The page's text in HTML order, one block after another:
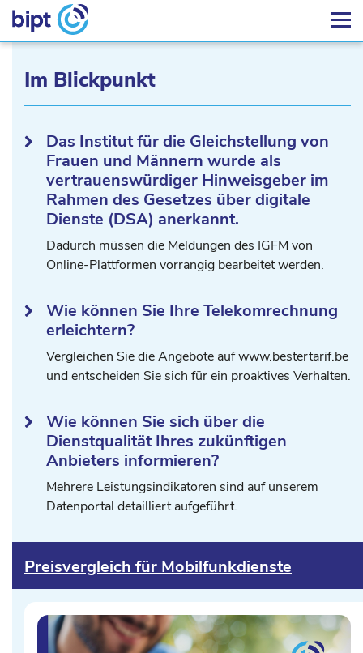
Im Blickpunkt
Das Institut für die Gleichstellung von
Frauen und Männern wurde als
vertrauenswürdiger Hinweisgeber im
Rahmen des Gesetzes über digitale
Dienste (DSA) anerkannt.
Dadurch müssen die Meldungen des IGFM von
Online-Plattformen vorrangig bearbeitet werden.
Wie können Sie Ihre Telekomrechnung
erleichtern?
Vergleichen Sie die Angebote auf www.bestertarif.be
und entscheiden Sie sich für ein proaktives Verhalten.
Wie können Sie sich über die
Dienstqualität Ihres zukünftigen
Anbieters informieren?
Mehrere Leistungsindikatoren sind auf unserem
Datenportal detailliert aufgeführt.
Preisvergleich für Mobilfunkdienste